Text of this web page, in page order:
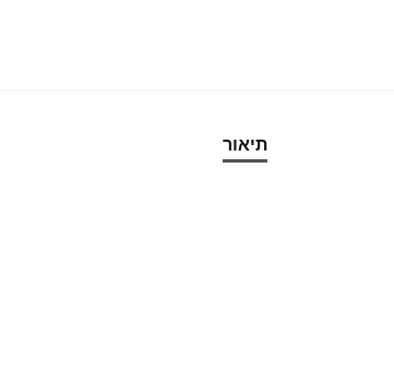
תיאור